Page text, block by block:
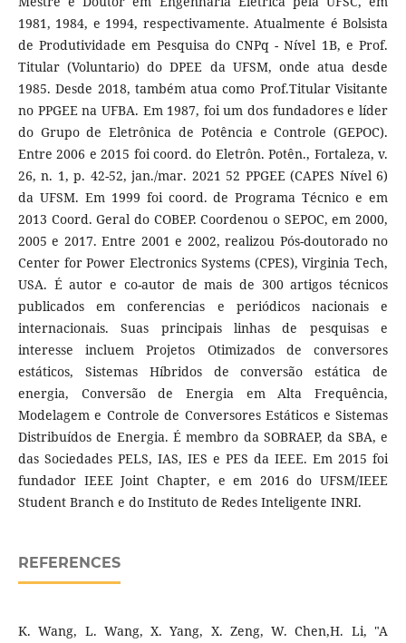
1981, 1984, e 1994, respectivamente. Atualmente é Bolsista
de Produtividade em Pesquisa do CNPq - Nível 1B, e Prof.
Titular (Voluntario) do DPEE da UFSM, onde atua desde
1985. Desde 2018, também atua como Prof.Titular Visitante
no PPGEE na UFBA. Em 1987, foi um dos fundadores e líder
do Grupo de Eletrônica de Potência e Controle (GEPOC).
Entre 2006 e 2015 foi coord. do Eletrôn. Potên., Fortaleza, v.
26, n. 1, p. 42-52, jan./mar. 2021 52 PPGEE (CAPES Nível 6)
da UFSM. Em 1999 foi coord. de Programa Técnico e em
2013 Coord. Geral do COBEP. Coordenou o SEPOC, em 2000,
2005 e 2017. Entre 2001 e 2002, realizou Pós-doutorado no
Center for Power Electronics Systems (CPES), Virginia Tech,
USA. É autor e co-autor de mais de 300 artigos técnicos
publicados em conferencias e periódicos nacionais e
internacionais. Suas principais linhas de pesquisas e
interesse incluem Projetos Otimizados de conversores
estáticos, Sistemas Híbridos de conversão estática de
energia, Conversão de Energia em Alta Frequência,
Modelagem e Controle de Conversores Estáticos e Sistemas
Distribuídos de Energia. É membro da SOBRAEP, da SBA, e
das Sociedades PELS, IAS, IES e PES da IEEE. Em 2015 foi
fundador IEEE Joint Chapter, e em 2016 do UFSM/IEEE
Student Branch e do Instituto de Redes Inteligente INRI.
REFERENCES
K. Wang, L. Wang, X. Yang, X. Zeng, W. Chen,H. Li, "A